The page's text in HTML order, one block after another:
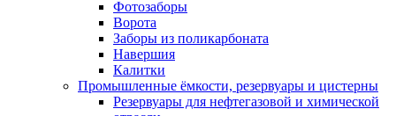
Фотозаборы
Ворота
Заборы из поликарбоната
Навершия
Калитки
Промышленные ёмкости, резервуары и цистерны
Резервуары для нефтегазовой и химической